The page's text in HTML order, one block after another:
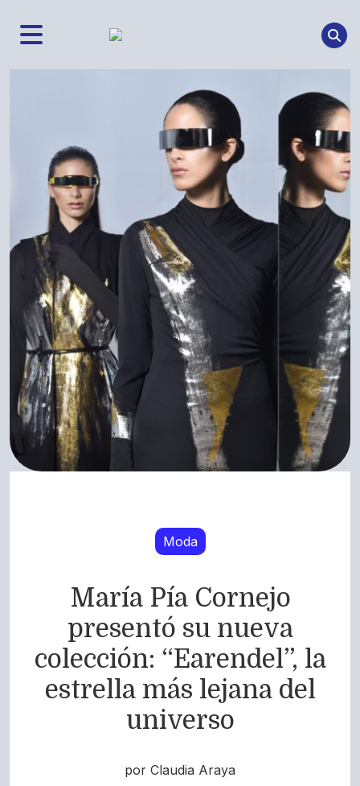
Moda
María Pía Cornejo
presentó su nueva
colección: “Earendel”, la
estrella más lejana del
universo
por Claudia Araya